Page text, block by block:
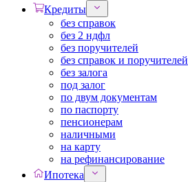
Кредиты
без справок
без 2 ндфл
без поручителей
без справок и поручителей
без залога
под залог
по двум документам
по паспорту
пенсионерам
наличными
на карту
на рефинансирование
Ипотека